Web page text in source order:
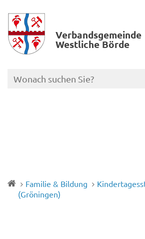
Verbands­gemeinde
Westliche Börde
Familie & Bildung
(Gröningen)